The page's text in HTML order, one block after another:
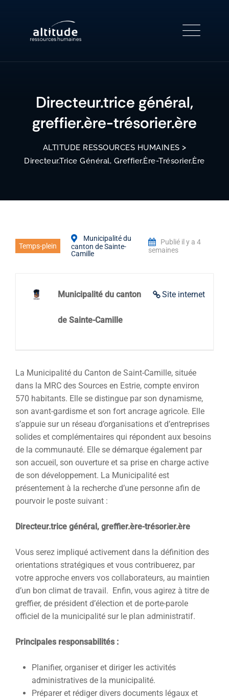
Directeur.trice général,
greffier.ère-trésorier.ère
ALTITUDE RESSOURCES HUMAINES >
Directeur.trice Général, Greffier.ère-Trésorier.ère
Temps-plein
Municipalité du
canton de Sainte-
Camille
Publié il y a 4
semaines
Site internet
Municipalité du canton
de Sainte-Camille
La Municipalité du Canton de Saint-Camille, située
dans la MRC des Sources en Estrie, compte environ
570 habitants. Elle se distingue par son dynamisme,
son avant-gardisme et son fort ancrage agricole. Elle
s’appuie sur un réseau d’organisations et d’entreprises
solides et complémentaires qui répondent aux besoins
de la communauté. Elle se démarque également par
son accueil, son ouverture et sa prise en charge active
de son développement. La Municipalité est
présentement à la recherche d’une personne afin de
pourvoir le poste suivant :
Directeur.trice général, greffier.ère-trésorier.ère
Vous serez impliqué activement dans la définition des
orientations stratégiques et vous contribuerez, par
votre approche envers vos collaborateurs, au maintien
d’un bon climat de travail. Enfin, vous agirez à titre de
greffier, de président d’élection et de porte-parole
officiel de la municipalité sur le plan administratif.
Principales responsabilités :
Planifier, organiser et diriger les activités
administratives de la municipalité.
Préparer et rédiger divers documents légaux et